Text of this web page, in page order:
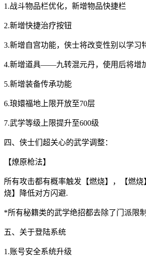
1.战斗物品栏优化，新增物品快捷栏
2.新增快捷治疗按钮
3.新增自宫功能，侠士将改变性别以学习
4.新增道具——九转混元丹，使用后将增
5.新增装备传承功能
6.琅嬛福地上限开放至70层
7.武学等级上限提升至600级
四、侠士们超关心的武学调整：
【燎原枪法】
所有攻击都有概率触发【燃烧】，【燃
烧】降低对方闪避.
*所有秘籍类的武学绝招都去除了门派限制
五、关于登陆系统
1.账号安全系统升级